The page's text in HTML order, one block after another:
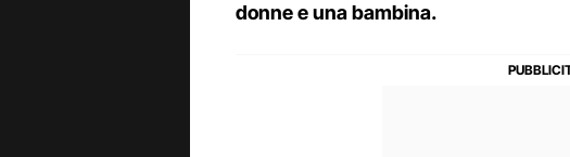
donne e una bambina.